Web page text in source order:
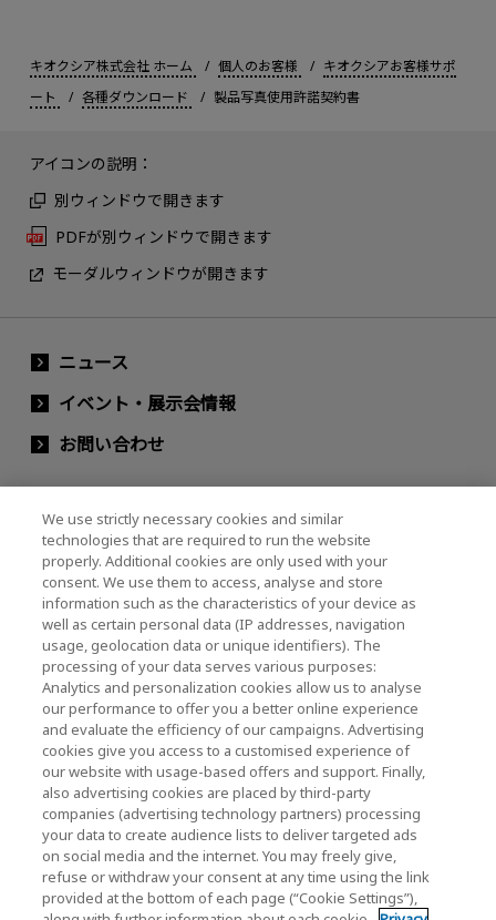
キオクシア株式会社 ホーム 個人のお客様
キオクシアお客様サポ
ート
各種ダウンロード 製品写真使用許諾契約書
アイコンの説明：
別ウィンドウで開きます
PDFが別ウィンドウで開きます
モーダルウィンドウが開きます
ニュース
イベント・展示会情報
お問い合わせ
キオクシアホールディングス株式会社（グルー
プ・IR情報）
キオクシアホールディングス株式会社 ホーム
株主・投資家情報
ソーシャルメディア公式アカウント一覧
ソーシャルメディアポリシー
We use strictly necessary cookies and similar
technologies that are required to run the website
properly. Additional cookies are only used with your
consent. We use them to access, analyse and store
information such as the characteristics of your device as
well as certain personal data (IP addresses, navigation
usage, geolocation data or unique identifiers). The
processing of your data serves various purposes:
Analytics and personalization cookies allow us to analyse
our performance to offer you a better online experience
and evaluate the efficiency of our campaigns. Advertising
cookies give you access to a customised experience of
our website with usage-based offers and support. Finally,
also advertising cookies are placed by third-party
companies (advertising technology partners) processing
your data to create audience lists to deliver targeted ads
on social media and the internet. You may freely give,
refuse or withdraw your consent at any time using the link
provided at the bottom of each page (“Cookie Settings”),